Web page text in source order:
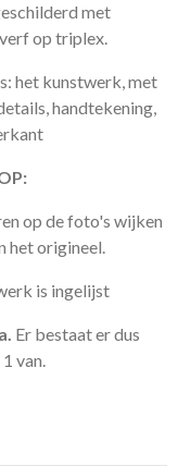
met
op triplex.
het kunstwerk, met
handtekening,
op de foto's wijken
het origineel.
is ingelijst
Er bestaat er dus
van.